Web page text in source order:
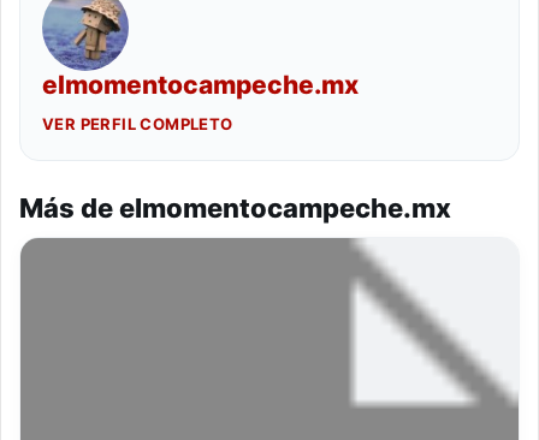
elmomentocampeche.mx
VER PERFIL COMPLETO
Más de elmomentocampeche.mx